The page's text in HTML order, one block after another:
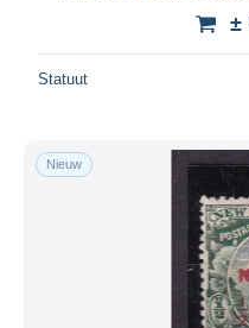
±
Statuut
Nieuw